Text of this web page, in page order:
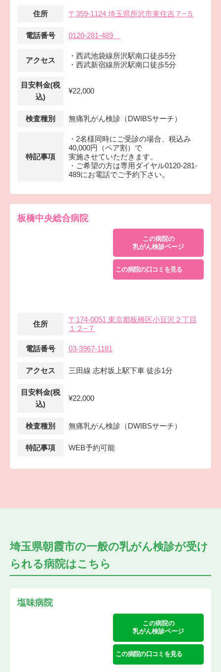
住所 〒359-1124 埼玉県所沢市東住吉７−５
電話番号 0120-281-489
アクセス
・西武池袋線所沢駅南口徒歩5分
・西武新宿線所沢駅南口徒歩5分
目安料金(税
込)
¥22,000
検査種別 無痛乳がん検診（DWIBSサーチ）
特記事項
・2名様同時にご受診の場合、税込み
40,000円（ペア割）で
実施させていただきます。
・ご希望の方は専用ダイヤル0120-281-
489にお電話でご予約下さい。
板橋中央総合病院
この病院の
乳がん検診ページ
この病院の口コミを見る
住所
〒174-0051 東京都板橋区小豆沢２丁目
１２−７
電話番号 03-3967-1181
アクセス 三田線 志村坂上駅下車 徒歩1分
目安料金(税
込)
¥22,000
検査種別 無痛乳がん検診（DWIBSサーチ）
特記事項 WEB予約可能
埼玉県朝霞市の一般の乳がん検診が受け
られる病院はこちら
塩味病院
この病院の
乳がん検診ページ
この病院の口コミを見る